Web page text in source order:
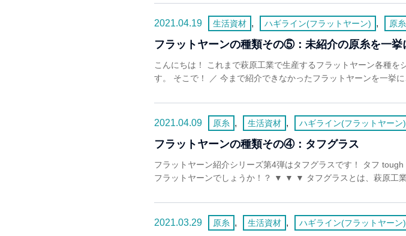
2021.04.19 生活資材 , ハギライン(フラットヤーン) , 原糸
フラットヤーンの種類その⑤：未紹介の原糸を一挙
こんにちは！ これまで萩原工業で生産するフラットヤーン各種
す。 そこで！ ／ 今まで紹介できなかったフラットヤーンを一挙
2021.04.09 原糸 , 生活資材 , ハギライン(フラットヤーン)
フラットヤーンの種類その④：タフグラス
フラットヤーン紹介シリーズ第4弾はタフグラスです！ タフ
フラットヤーンでしょうか！？ ▼ ▼ ▼ タフグラスとは、萩原工
2021.03.29 原糸 , 生活資材 , ハギライン(フラットヤーン)